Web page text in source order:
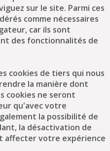
sur le site. Parmi ces
comme nécessaires
car ils sont
des fonctionnalités de
cookies de tiers qui nous
la manière dont
cookies ne seront
qu'avec votre
la possibilité de
la désactivation de
affecter votre expérience